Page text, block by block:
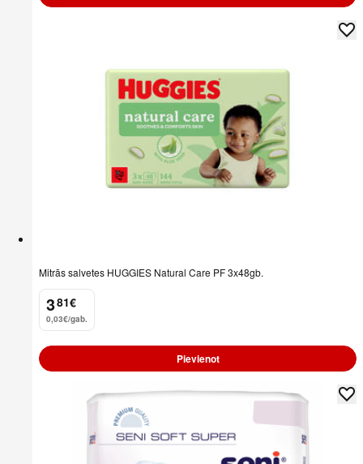
Mitrās salvetes HUGGIES Natural Care PF 3x48gb.
3
. 81€
0,03€/gab.
Pievienot